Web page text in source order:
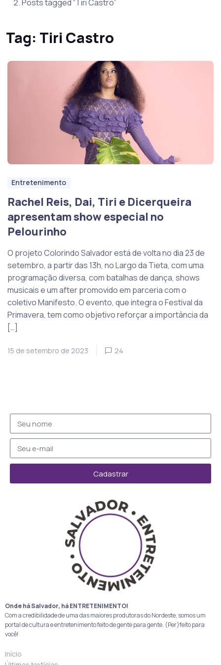
Posts tagged “Tiri Castro”
Tag: Tiri Castro
Entretenimento
Rachel Reis, Dai, Tiri e Dicerqueira
apresentam show especial no
Pelourinho
O projeto Colorindo Salvador está de volta no dia 23 de
setembro, a partir das 13h, no Largo da Tieta, com uma
programação diversa, com batalhas de dança, shows
musicais e um after promovido em parceria com o
coletivo Manifesto. O evento, que integra o Festival da
Primavera, tem como objetivo reforçar a importância da
[…]
15 de setembro de 2023 24
Cadastrar
Onde há Salvador, há ENTRETENIMENTO!
Com a credibilidade de uma das maiores produtoras do Nordeste, somos um
portal de cultura e entretenimento feito de gente para gente. (Per)feito para
você!
Início